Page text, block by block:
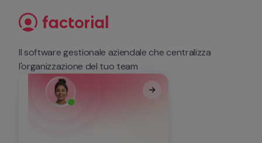
Il software gestionale aziendale che centralizza
l'organizzazione del tuo team